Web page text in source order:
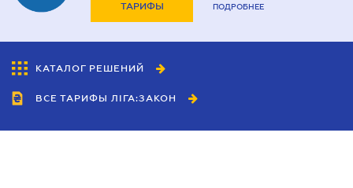
ТАРИФЫ ПОДРОБНЕЕ
КАТАЛОГ РЕШЕНИЙ
ВСЕ ТАРИФЫ ЛІГА:ЗАКОН